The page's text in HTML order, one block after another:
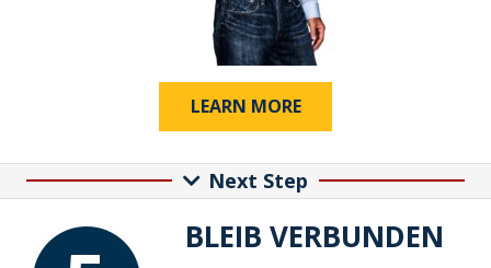
LEARN MORE
Next Step
BLEIB VERBUNDEN